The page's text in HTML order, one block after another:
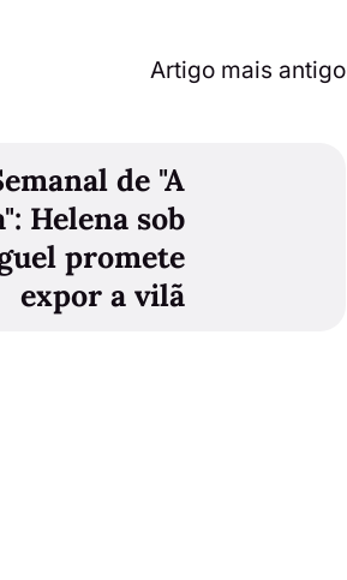
Artigo mais antigo
de "A
Helena sob
promete
expor a vilã